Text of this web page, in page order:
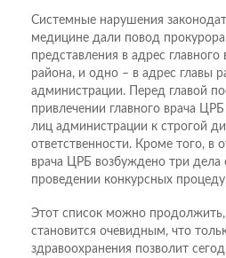
Системные нарушения
медицине дали повод
представления в адрес
района, и одно – в адрес главы
администрации. Перед главой
привлечении главного врача
лиц администрации к строгой
ответственности. Кроме того, в
врача ЦРБ возбуждено три дела
проведении конкурсных
Этот список можно
становится очевидным, что
здравоохранения позволит